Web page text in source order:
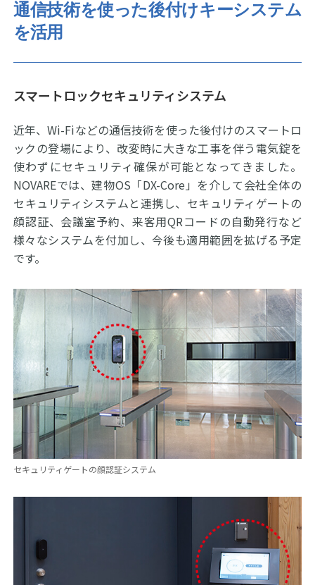
通信技術を使った後付けキーシステム
を活用
スマートロックセキュリティシステム
近年、Wi-Fiなどの通信技術を使った後付けのスマートロ
ックの登場により、改変時に大きな工事を伴う電気錠を
使わずにセキュリティ確保が可能となってきました。
NOVAREでは、建物OS「DX-Core」を介して会社全体の
セキュリティシステムと連携し、セキュリティゲートの
顔認証、会議室予約、来客用QRコードの自動発行など
様々なシステムを付加し、今後も適用範囲を拡げる予定
です。
セキュリティゲートの顔認証システム